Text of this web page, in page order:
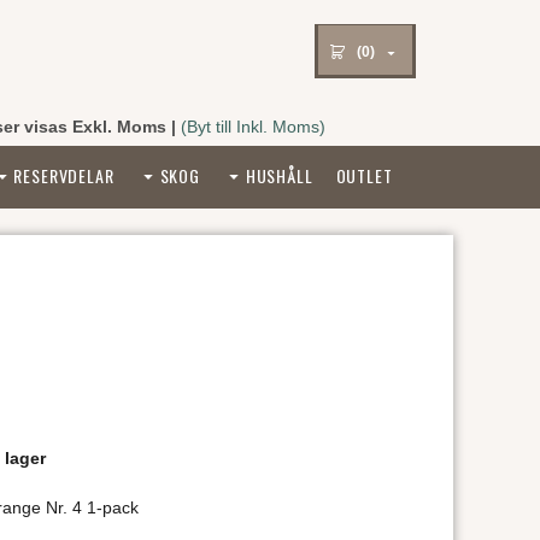
(0)
visas Exkl. Moms | (Byt till Inkl. Moms)
RESERVDELAR SKOG HUSHÅLL OUTLET
lager
Nr. 4 1-pack